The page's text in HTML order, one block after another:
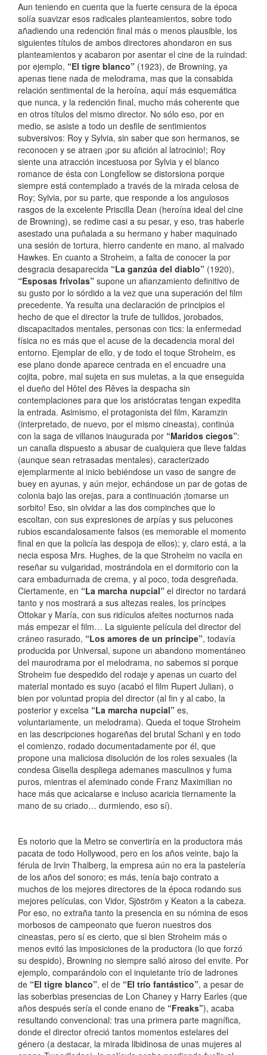
Aun teniendo en cuenta que la fuerte censura de la época
solía suavizar esos radicales planteamientos, sobre todo
añadiendo una redención final más o menos plausible, los
siguientes títulos de ambos directores ahondaron en sus
planteamientos y acabaron por asentar el cine de la ruindad:
por ejemplo, “El tigre blanco” (1923), de Browning, ya
apenas tiene nada de melodrama, mas que la consabida
relación sentimental de la heroína, aquí más esquemática
que nunca, y la redención final, mucho más coherente que
en otros títulos del mismo director. No sólo eso, por en
medio, se asiste a todo un desfile de sentimientos
subversivos: Roy y Sylvia, sin saber que son hermanos, se
reconocen y se atraen ¡por su afición al latrocinio!; Roy
siente una atracción incestuosa por Sylvia y el blanco
romance de ésta con Longfellow se distorsiona porque
siempre está contemplado a través de la mirada celosa de
Roy; Sylvia, por su parte, que responde a los angulosos
rasgos de la excelente Priscilla Dean (heroína ideal del cine
de Browning), se redime casi a su pesar, y eso, tras haberle
asestado una puñalada a su hermano y haber maquinado
una sesión de tortura, hierro candente en mano, al malvado
Hawkes. En cuanto a Stroheim, a falta de conocer la por
desgracia desaparecida “La ganzúa del diablo” (1920),
“Esposas frívolas” supone un afianzamiento definitivo de
su gusto por lo sórdido a la vez que una superación del film
precedente. Ya resulta una declaración de principios el
hecho de que el director la trufe de tullidos, jorobados,
discapacitados mentales, personas con tics: la enfermedad
física no es más que el acuse de la decadencia moral del
entorno. Ejemplar de ello, y de todo el toque Stroheim, es
ese plano donde aparece centrada en el encuadre una
cojita, pobre, mal sujeta en sus muletas, a la que enseguida
el dueño del Hôtel des Rêves la despacha sin
contemplaciones para que los aristócratas tengan expedita
la entrada. Asimismo, el protagonista del film, Karamzin
(interpretado, de nuevo, por el mismo cineasta), continúa
con la saga de villanos inaugurada por “Maridos ciegos”:
un canalla dispuesto a abusar de cualquiera que lleve faldas
(aunque sean retrasadas mentales), caracterizado
ejemplarmente al inicio bebiéndose un vaso de sangre de
buey en ayunas, y aún mejor, echándose un par de gotas de
colonia bajo las orejas, para a continuación ¡tomarse un
sorbito! Eso, sin olvidar a las dos compinches que lo
escoltan, con sus expresiones de arpías y sus pelucones
rubios escandalosamente falsos (es memorable el momento
final en que la policía las despoja de ellos); y, claro está, a la
necia esposa Mrs. Hughes, de la que Stroheim no vacila en
reseñar su vulgaridad, mostrándola en el dormitorio con la
cara embadurnada de crema, y al poco, toda desgreñada.
Ciertamente, en “La marcha nupcial” el director no tardará
tanto y nos mostrará a sus altezas reales, los príncipes
Ottokar y María, con sus ridículos afeites nocturnos nada
más empezar el film… La siguiente película del director del
cráneo rasurado, “Los amores de un príncipe”, todavía
producida por Universal, supone un abandono momentáneo
del maurodrama por el melodrama, no sabemos si porque
Stroheim fue despedido del rodaje y apenas un cuarto del
material montado es suyo (acabó el film Rupert Julian), o
bien por voluntad propia del director (al fin y al cabo, la
posterior y excelsa “La marcha nupcial” es,
voluntariamente, un melodrama). Queda el toque Stroheim
en las descripciones hogareñas del brutal Schani y en todo
el comienzo, rodado documentadamente por él, que
propone una maliciosa disolución de los roles sexuales (la
condesa Gisella despliega ademanes masculinos y fuma
puros, mientras el afeminado conde Franz Maximilian no
hace más que acicalarse e incluso acaricia tiernamente la
mano de su criado… durmiendo, eso sí).
Es notorio que la Metro se convertiría en la productora más
pacata de todo Hollywood, pero en los años veinte, bajo la
férula de Irvin Thalberg, la empresa aún no era la pastelería
de los años del sonoro; es más, tenía bajo contrato a
muchos de los mejores directores de la época rodando sus
mejores películas, con Vidor, Sjöström y Keaton a la cabeza.
Por eso, no extraña tanto la presencia en su nómina de esos
morbosos de campeonato que fueron nuestros dos
cineastas, pero sí es cierto, que si bien Stroheim más o
menos evitó las imposiciones de la productora (lo que forzó
su despido), Browning no siempre salió airoso del envite. Por
ejemplo, comparándolo con el inquietante trío de ladrones
de “El tigre blanco”, el de “El trío fantástico”, a pesar de
las soberbias presencias de Lon Chaney y Harry Earles (que
años después sería el conde enano de “Freaks”), acaba
resultando convencional: tras una primera parte magnífica,
donde el director ofreció tantos momentos estelares del
género (a destacar, la mirada libidinosa de unas mujeres al